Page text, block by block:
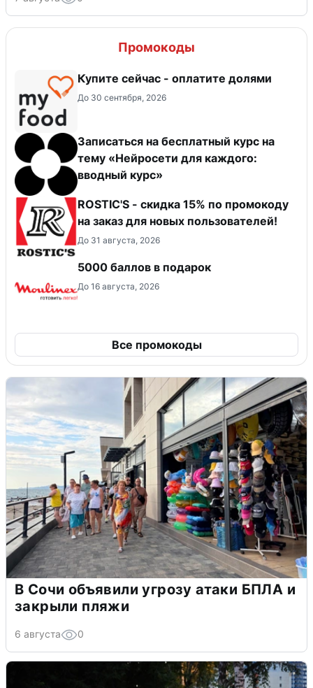
Промокоды
Купите сейчас - оплатите долями
До 30 сентября, 2026
Записаться на бесплатный курс на
тему «Нейросети для каждого:
вводный курс»
ROSTIC'S - скидка 15% по промокоду
на заказ для новых пользователей!
До 31 августа, 2026
5000 баллов в подарок
До 16 августа, 2026
Все промокоды
В Сочи объявили угрозу атаки БПЛА и
закрыли пляжи
6 августа 0